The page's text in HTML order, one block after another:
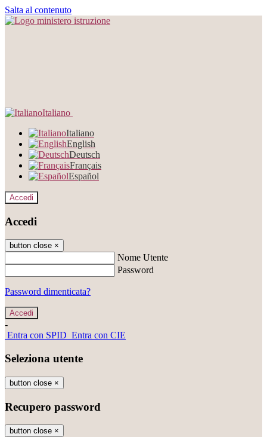
Salta al contenuto
Italiano
Italiano
English
Deutsch
Français
Español
Accedi
Accedi
button close ×
Nome Utente
Password
Password dimenticata?
-
Entra con SPID Entra con CIE
Seleziona utente
button close ×
Recupero password
button close ×